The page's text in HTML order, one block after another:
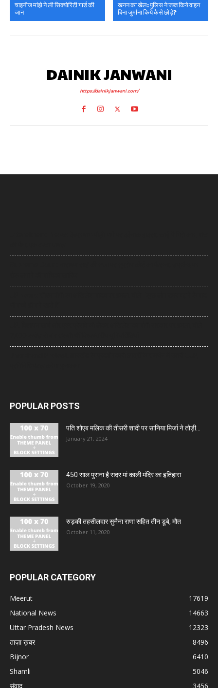
चाइनीज मांझे ने ली सिक्योरिटी गार्ड की
जान
खनन का खेल: पुलिस ने जब्त किये वाहन
बिना जुर्माना किये कैसे छोड़े?
DAINIK JANWANI
https://dainikjanwani.com/
POPULAR POSTS
पति शोएब मलिक की तीसरी शादी पर सानिया मिर्जा ने तोड़ी...
January 21, 2024
450 साल पुराना है सदर मां काली मंदिर का इतिहास
October 19, 2020
रुड़की तहसीलदार सुनैना राणा सहित तीन डूबे, मौत
October 11, 2020
POPULAR CATEGORY
Meerut
17619
National News
14663
Uttar Pradesh News
12323
ताज़ा ख़बर
8496
Bijnor
6410
Shamli
5046
संवाद
3456